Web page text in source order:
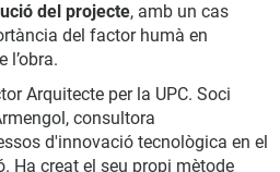
del projecte, amb un cas
del factor humà en
l’obra.
Arquitecte per la UPC. Soci
consultora
d'innovació tecnològica en el
Ha creat el seu propi mètode